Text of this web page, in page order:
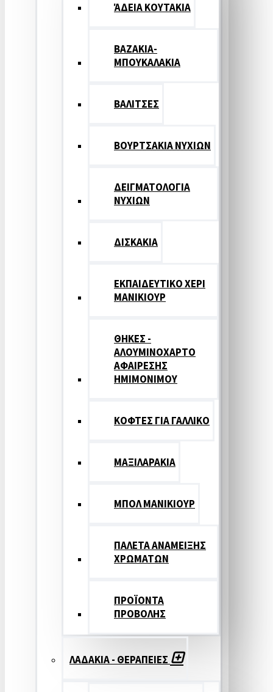
ΆΔΕΙΑ ΚΟΥΤΑΚΙΑ
ΒΑΖΑΚΙΑ-
ΜΠΟΥΚΑΛΑΚΙΑ
ΒΑΛΙΤΣΕΣ
ΒΟΥΡΤΣΑΚΙΑ ΝΥΧΙΩΝ
ΔΕΙΓΜΑΤΟΛΟΓΙΑ
ΝΥΧΙΩΝ
ΔΙΣΚΑΚΙΑ
ΕΚΠΑΙΔΕΥΤΙΚΟ ΧΕΡΙ
ΜΑΝΙΚΙΟΥΡ
ΘΗΚΕΣ -
ΑΛΟΥΜΙΝΟΧΑΡΤΟ
ΑΦΑΙΡΕΣΗΣ
ΗΜΙΜΟΝΙΜΟΥ
ΚΟΦΤΕΣ ΓΙΑ ΓΑΛΛΙΚΟ
ΜΑΞΙΛΑΡΑΚΙΑ
ΜΠΟΛ ΜΑΝΙΚΙΟΥΡ
ΠΑΛΕΤΑ ΑΝΑΜΕΙΞΗΣ
ΧΡΩΜΑΤΩΝ
ΠΡΟΪΟΝΤΑ
ΠΡΟΒΟΛΗΣ
ΛΑΔΑΚΙΑ - ΘΕΡΑΠΕΙΕΣ